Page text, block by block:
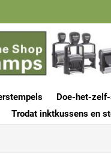
Doe-het-
Trodat inktkussens en